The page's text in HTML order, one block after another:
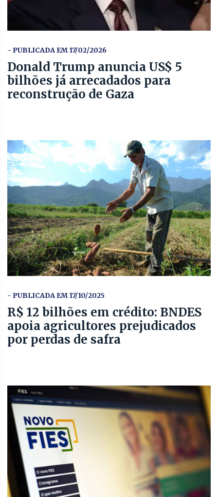
- PUBLICADA EM 17/02/2026
Donald Trump anuncia US$ 5
bilhões já arrecadados para
reconstrução de Gaza
- PUBLICADA EM 17/10/2025
R$ 12 bilhões em crédito: BNDES
apoia agricultores prejudicados
por perdas de safra